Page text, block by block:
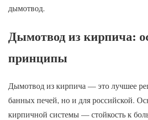
дымотвод.
Дымотвод из кирпича:
принципы
Дымотвод из кирпича — это лучшее
банных печей, но и для российской.
кирпичной системы — стойкость к